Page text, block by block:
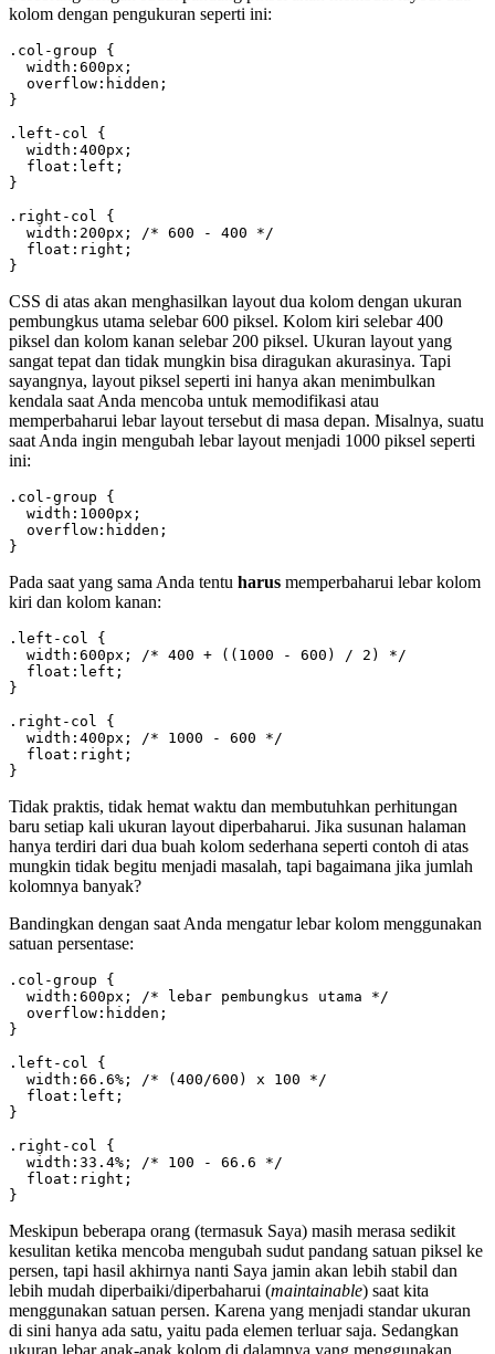
kolom dengan pengukuran seperti ini:
.col-group {
  width:600px;
  overflow:hidden;
}
.left-col {
  width:400px;
  float:left;
}
.right-col {
  width:200px; /* 600 - 400 */
  float:right;
}
CSS di atas akan menghasilkan layout dua kolom dengan ukuran
pembungkus utama selebar 600 piksel. Kolom kiri selebar 400
piksel dan kolom kanan selebar 200 piksel. Ukuran layout yang
sangat tepat dan tidak mungkin bisa diragukan akurasinya. Tapi
sayangnya, layout piksel seperti ini hanya akan menimbulkan
kendala saat Anda mencoba untuk memodifikasi atau
memperbaharui lebar layout tersebut di masa depan. Misalnya, suatu
saat Anda ingin mengubah lebar layout menjadi 1000 piksel seperti
ini:
.col-group {
  width:1000px;
  overflow:hidden;
}
Pada saat yang sama Anda tentu harus memperbaharui lebar kolom
kiri dan kolom kanan:
.left-col {
  width:600px; /* 400 + ((1000 - 600) / 2) */
  float:left;
}
.right-col {
  width:400px; /* 1000 - 600 */
  float:right;
}
Tidak praktis, tidak hemat waktu dan membutuhkan perhitungan
baru setiap kali ukuran layout diperbaharui. Jika susunan halaman
hanya terdiri dari dua buah kolom sederhana seperti contoh di atas
mungkin tidak begitu menjadi masalah, tapi bagaimana jika jumlah
kolomnya banyak?
Bandingkan dengan saat Anda mengatur lebar kolom menggunakan
satuan persentase:
.col-group {
  width:600px; /* lebar pembungkus utama */
  overflow:hidden;
}
.left-col {
  width:66.6%; /* (400/600) x 100 */
  float:left;
}
.right-col {
  width:33.4%; /* 100 - 66.6 */
  float:right;
}
Meskipun beberapa orang (termasuk Saya) masih merasa sedikit
kesulitan ketika mencoba mengubah sudut pandang satuan piksel ke
persen, tapi hasil akhirnya nanti Saya jamin akan lebih stabil dan
lebih mudah diperbaiki/diperbaharui (maintainable) saat kita
menggunakan satuan persen. Karena yang menjadi standar ukuran
di sini hanya ada satu, yaitu pada elemen terluar saja. Sedangkan